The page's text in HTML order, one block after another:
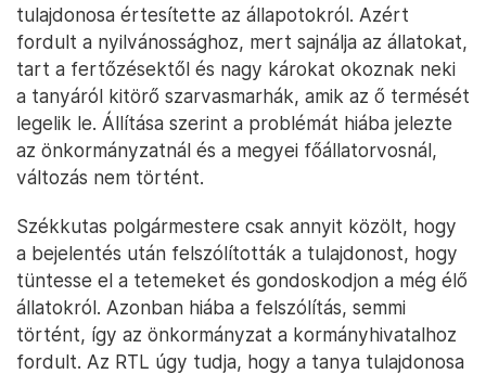
tulajdonosa értesítette az állapotokról. Azért
fordult a nyilvánossághoz, mert sajnálja az állatokat,
tart a fertőzésektől és nagy károkat okoznak neki
a tanyáról kitörő szarvasmarhák, amik az ő termését
legelik le. Állítása szerint a problémát hiába jelezte
az önkormányzatnál és a megyei főállatorvosnál,
változás nem történt.
Székkutas polgármestere csak annyit közölt, hogy
a bejelentés után felszólították a tulajdonost, hogy
tüntesse el a tetemeket és gondoskodjon a még élő
állatokról. Azonban hiába a felszólítás, semmi
történt, így az önkormányzat a kormányhivatalhoz
fordult. Az RTL úgy tudja, hogy a tanya tulajdonosa